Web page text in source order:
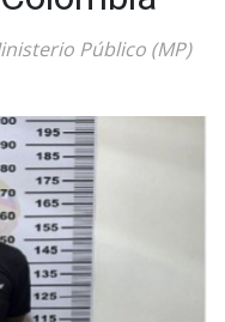
Público (MP)